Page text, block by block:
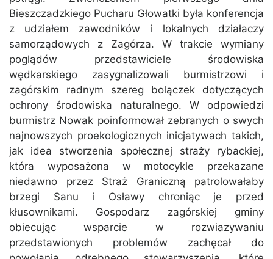
Bieszczadzkiego Pucharu Głowatki była konferencja
z udziałem zawodników i lokalnych działaczy
samorządowych z Zagórza. W trakcie wymiany
poglądów przedstawiciele środowiska
wędkarskiego zasygnalizowali burmistrzowi i
zagórskim radnym szereg bolączek dotyczących
ochrony środowiska naturalnego. W odpowiedzi
burmistrz Nowak poinformował zebranych o swych
najnowszych proekologicznych inicjatywach takich,
jak idea stworzenia społecznej straży rybackiej,
która wyposażona w motocykle przekazane
niedawno przez Straż Graniczną patrolowałaby
brzegi Sanu i Osławy chroniąc je przed
kłusownikami. Gospodarz zagórskiej gminy
obiecując wsparcie w rozwiazywaniu
przedstawionych problemów zachęcał do